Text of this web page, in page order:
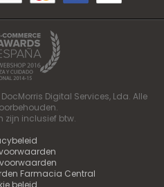
Digital Services, Lda. Alle
zijn inclusief btw.
Farmacia Central
beleid